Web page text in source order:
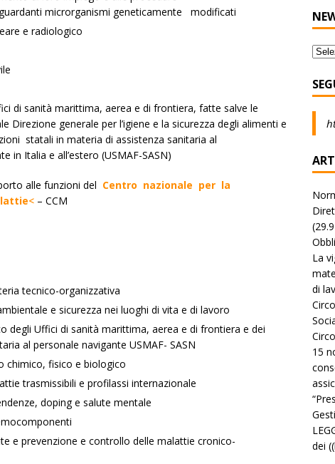
microrganismi geneticamente modificati
e radiologico
di sanità marittima, aerea e di frontiera, fatte salve le
Direzione generale per l’igiene e la sicurezza degli alimenti e
statali in materia di assistenza sanitaria al
in Italia e all’estero (USMAF-SASN)
alle funzioni del Centro nazionale per la
< – CCM
tecnico-organizzativa
e sicurezza nei luoghi di vita e di lavoro
degli Uffici di sanità marittima, aerea e di frontiera e dei
al personale navigante USMAF- SASN
chimico, fisico e biologico
trasmissibili e profilassi internazionale
doping e salute mentale
e prevenzione e controllo delle malattie cronico-
La
di
15
dei